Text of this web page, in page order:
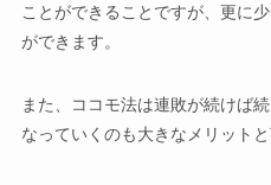
ことができることですが、更に
ができます。
また、ココモ法は連敗が続けば
なっていくのも大きなメリットと